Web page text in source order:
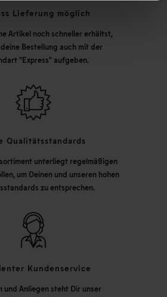
Lieferung möglich
Artikel noch schneller erhältst,
Bestellung auch mit der
"Express" aufgeben.
Qualitätsstandards
unterliegt regelmäßigen
um Deinen und unseren hohen
zu entsprechen.
Kundenservice
und Anliegen steht Dir unser